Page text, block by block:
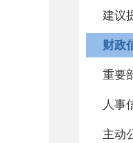
建议
财政
重要
人事
主动